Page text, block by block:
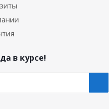
в курсе!